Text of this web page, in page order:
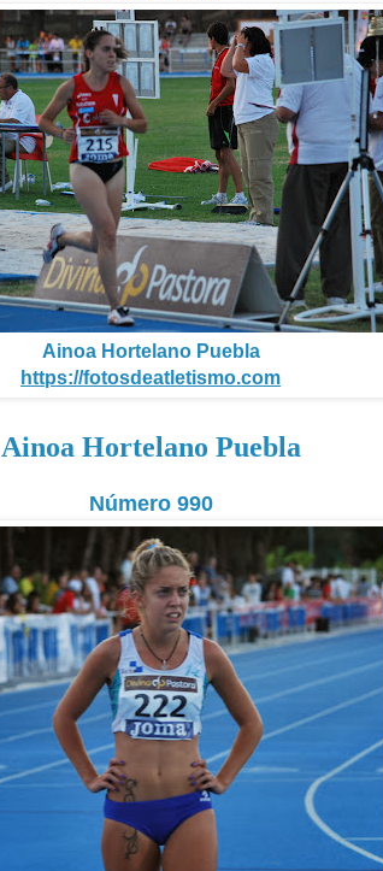
Ainoa Hortelano Puebla
https://fotosdeatletismo.com
Ainoa Hortelano Puebla
Número 990